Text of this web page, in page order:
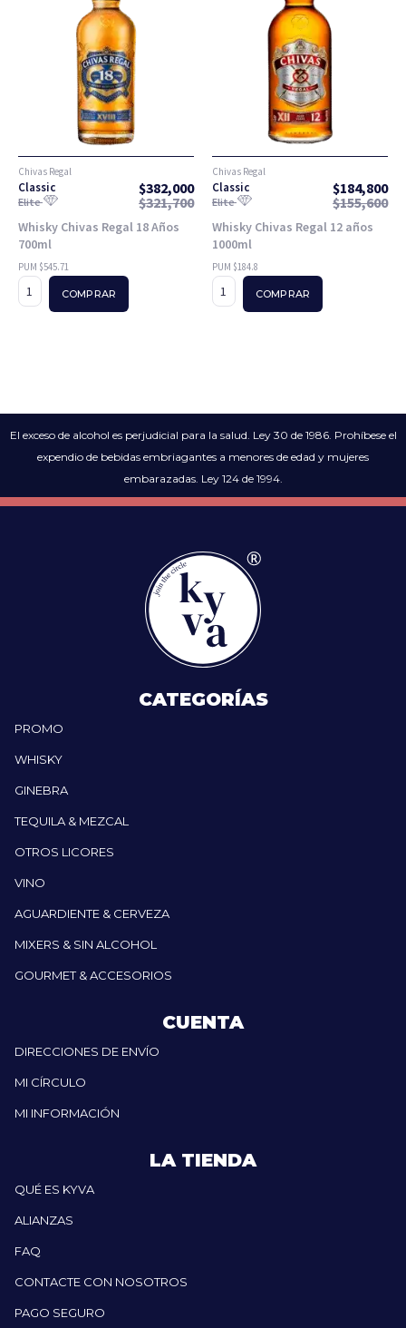
Chivas Regal
Classic $382,000
Elite $321,700
Whisky Chivas Regal 18 Años
700ml
PUM $545.71
COMPRAR
Chivas Regal
Classic $184,800
Elite $155,600
Whisky Chivas Regal 12 años
1000ml
PUM $184.8
COMPRAR
El exceso de alcohol es perjudicial para la salud. Ley 30 de 1986. Prohíbese el
expendio de bebidas embriagantes a menores de edad y mujeres
embarazadas. Ley 124 de 1994.
CATEGORÍAS
PROMO
WHISKY
GINEBRA
TEQUILA & MEZCAL
OTROS LICORES
VINO
AGUARDIENTE & CERVEZA
MIXERS & SIN ALCOHOL
GOURMET & ACCESORIOS
CUENTA
DIRECCIONES DE ENVÍO
MI CÍRCULO
MI INFORMACIÓN
LA TIENDA
QUÉ ES KYVA
ALIANZAS
FAQ
CONTACTE CON NOSOTROS
PAGO SEGURO